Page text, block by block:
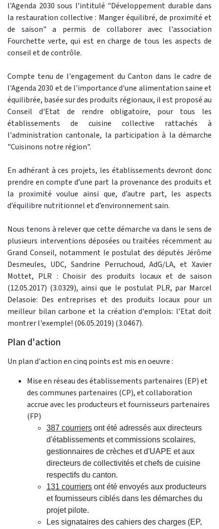
l'Agenda 2030 sous l’intitulé "Développement durable dans
la restauration collective : Manger équilibré, de proximité et
de saison" a permis de collaborer avec l'association
Fourchette verte, qui est en charge de tous les aspects de
conseil et de contrôle.
Compte tenu de l'engagement du Canton dans le cadre de
l'Agenda 2030 et de l'importance d'une alimentation saine et
équilibrée, basée sur des produits régionaux, il est proposé au
Conseil d'Etat de rendre obligatoire, pour tous les
établissements de cuisine collective rattachés à
l'administration cantonale, la participation à la démarche
"Cuisinons notre région".
En adhérant à ces projets, les établissements devront donc
prendre en compte d’une part la provenance des produits et
la proximité voulue ainsi que, d’autre part, les aspects
d’équilibre nutritionnel et d’environnement sain.
Nous tenons à relever que cette démarche va dans le sens de
plusieurs interventions déposées ou traitées récemment au
Grand Conseil, notamment le postulat des députés Jérôme
Desmeules, UDC, Sandrine Perruchoud, AdG/LA, et Xavier
Mottet, PLR : Choisir des produits locaux et de saison
(12.05.2017) (3.0329), ainsi que le postulat PLR, par Marcel
Delasoie: Des entreprises et des produits locaux pour un
meilleur bilan carbone et la création d'emplois: l’Etat doit
montrer l'exemple! (06.05.2019) (3.0467).
Plan d'action
Un plan d'action en cinq points est mis en oeuvre :
Mise en réseau des établissements partenaires (EP) et
des communes partenaires (CP), et collaboration
accrue avec les producteurs et fournisseurs partenaires
(FP)
387 courriers ont été adressés aux directeurs
d'établissements et commissions scolaires,
gestionnaires de crèches et d'UAPE et aux
directeurs de collectivités et chefs de cuisine
respectifs du canton.
131 courriers ont été envoyés aux producteurs
et fournisseurs ciblés dans les démarches du
projet pilote.
Les signataires des cahiers des charges (EP,